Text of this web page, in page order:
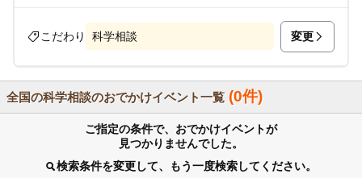
こだわり 科学相談 変更
全国の科学相談のおでかけイベント一覧 (0件)
ご指定の条件で、おでかけイベントが
見つかりませんでした。
検索条件を変更して、もう一度検索してください。